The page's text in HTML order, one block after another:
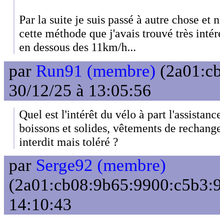
Par la suite je suis passé à autre chose et
cette méthode que j'avais trouvé très
en dessous des 11km/h...
par Run91 (membre)
30/12/25 à 13:05:56
Quel est l'intérêt du vélo à part
boissons et solides, vêtements de
interdit mais toléré ?
par Serge92 (membre)
14:10:43